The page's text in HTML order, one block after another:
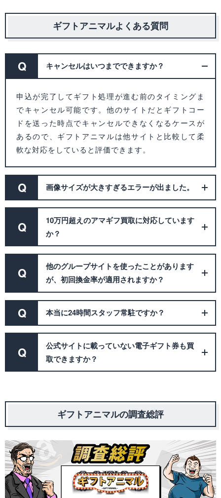
ギフトアニマルよくある質問
Q キャンセルはいつまでできますか？
申込が完了してギフト処理が進む前のタイミングま
でキャンセル可能です。他のサイトだとギフトコー
ドを送った時点でキャンセルできなくなるケースが
あるので、ギフトアニマルは他サイトと比較して柔
軟な対応をしていると評価できます。
Q 画像サイズが大きすぎるエラーが出ました。
Q
10万円超えのアマギフ買取に対応しています
か？
Q
他のグループサイトを使ったことがあります
が、初回換金率が適用されますか？
Q 本当に24時間スタッフ常駐ですか？
Q
公式サイトに載っていない電子ギフト券も買
取できますか？
ギフトアニマルの調査総評